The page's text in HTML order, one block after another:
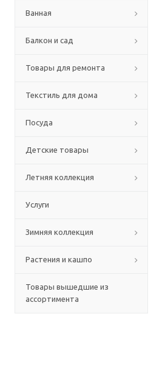
Ванная
Балкон и сад
Товары для ремонта
Текстиль для дома
Посуда
Детские товары
Летняя коллекция
Услуги
Зимняя коллекция
Растения и кашпо
Товары вышедшие из
ассортимента